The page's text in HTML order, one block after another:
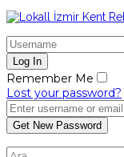
Remember Me
Lost your password?